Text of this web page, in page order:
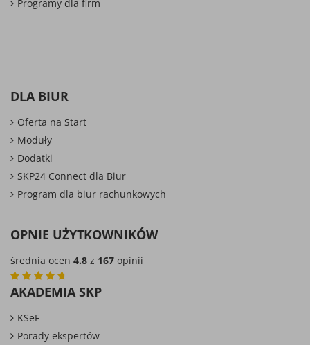
Programy dla firm
DLA BIUR
Oferta na Start
Moduły
Dodatki
SKP24 Connect dla Biur
Program dla biur rachunkowych
OPNIE UŻYTKOWNIKÓW
średnia ocen 4.8 z 167 opinii
AKADEMIA SKP
KSeF
Porady ekspertów